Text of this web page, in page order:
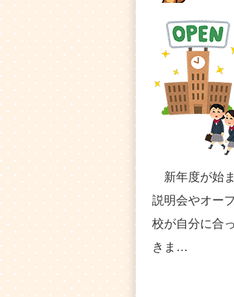
新年度が始
説明会やオー
校が自分に合
きま…